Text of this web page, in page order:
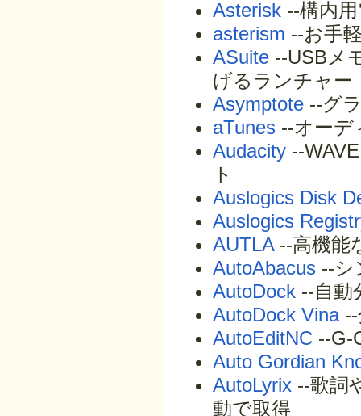
Asterisk --構内
asterism --お手
ASuite --USBメ
げるランチャー
Asymptote --グ
aTunes --オーデ
Audacity --
ト
Auslogics Disk
Auslogics
AUTLA--高機能
AutoAbacus --シ
AutoDock --自動
AutoDock Vina--
AutoEditNC --G-
Auto Gordian
AutoLyrix --歌詞
動で取得